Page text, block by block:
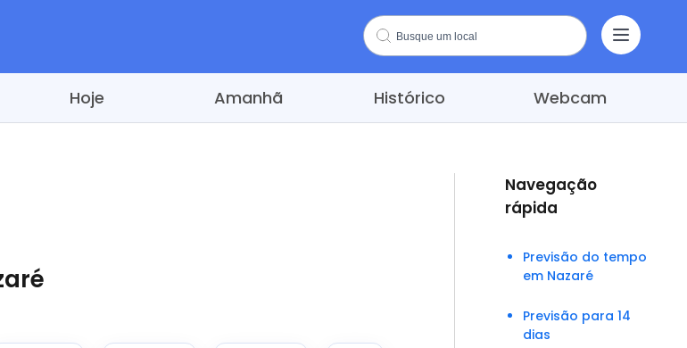
Hoje Amanhã Histórico Webcam
Navegação
rápida
Previsão do tempo
em Nazaré
Previsão para 14
dias